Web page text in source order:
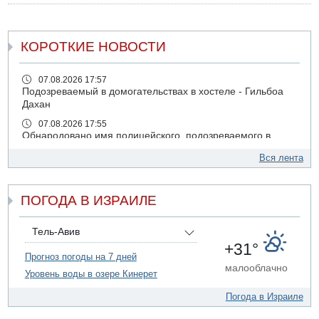
КОРОТКИЕ НОВОСТИ
07.08.2026 17:57
Подозреваемый в домогательствах в хостеле - Гильбоа
Дахан
07.08.2026 17:55
Обнародовано имя полицейского, подозреваемого в
07.08.2026 17:51
пострадал
07.08.2026 13:47
Ливанская армия сообщила о ранении солдата
Вся лента
ПОГОДА В ИЗРАИЛЕ
Тель-Авив
Прогноз погоды на 7 дней
Уровень воды в озере Кинерет
+31°
малооблачно
Погода в Израиле